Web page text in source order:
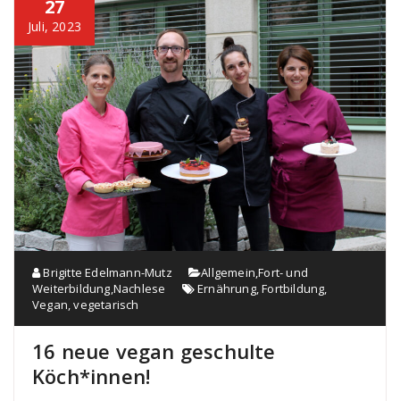
27
Juli, 2023
Brigitte Edelmann-Mutz Allgemein,Fort- und
Weiterbildung,Nachlese Ernährung,Fortbildung,
Vegan,vegetarisch
16 neue vegan geschulte
Köch*innen!